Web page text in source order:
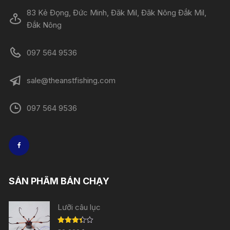
83 Kẻ Đọng, Đức Minh, Đăk Mil, Đăk Nông Đắk Mil,
Đắk Nông
097 564 9536
sale@theanstfishing.com
097 564 9536
SẢN PHẨM BÁN CHẠY
Lưỡi câu lục